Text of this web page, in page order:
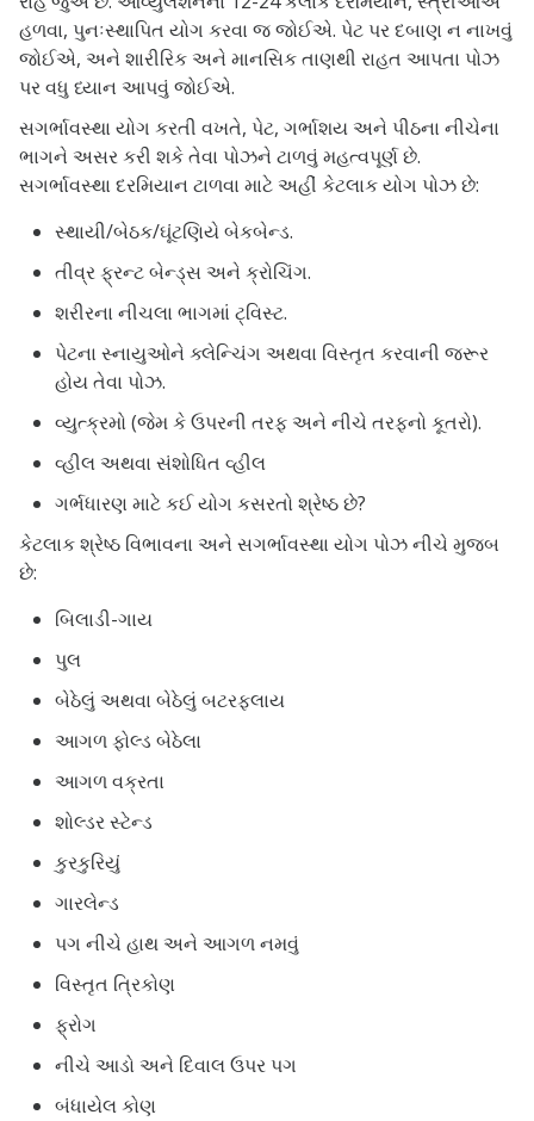
હળવા, પુનઃસ્થાપિત યોગ કરવા જ જોઈએ. પેટ પર દબાણ ન નાખવું
જોઈએ, અને શારીરિક અને માનસિક તાણથી રાહત આપતા પોઝ
પર વધુ ધ્યાન આપવું જોઈએ.
સગર્ભાવસ્થા યોગ કરતી વખતે, પેટ, ગર્ભાશય અને પીઠના નીચેના
ભાગને અસર કરી શકે તેવા પોઝને ટાળવું મહત્વપૂર્ણ છે.
સગર્ભાવસ્થા દરમિયાન ટાળવા માટે અહીં કેટલાક યોગ પોઝ છે:
સ્થાયી/બેઠક/ઘૂંટણિયે બેકબેન્ડ.
તીવ્ર ફ્રન્ટ બેન્ડ્સ અને ક્રોચિંગ.
શરીરના નીચલા ભાગમાં ટ્વિસ્ટ.
પેટના સ્નાયુઓને ક્લેન્ચિંગ અથવા વિસ્તૃત કરવાની જરૂર
હોય તેવા પોઝ.
વ્યુત્ક્રમો (જેમ કે ઉપરની તરફ અને નીચે તરફનો કૂતરો).
વ્હીલ અથવા સંશોધિત વ્હીલ
ગર્ભધારણ માટે કઈ યોગ કસરતો શ્રેષ્ઠ છે?
કેટલાક શ્રેષ્ઠ વિભાવના અને સગર્ભાવસ્થા યોગ પોઝ નીચે મુજબ
છે:
બિલાડી-ગાય
પુલ
બેઠેલું અથવા બેઠેલું બટરફ્લાય
આગળ ફોલ્ડ બેઠેલા
આગળ વક્રતા
શોલ્ડર સ્ટેન્ડ
કુરકુરિયું
ગારલેન્ડ
પગ નીચે હાથ અને આગળ નમવું
વિસ્તૃત ત્રિકોણ
ફ્રોગ
નીચે આડો અને દિવાલ ઉપર પગ
બંધાયેલ કોણ